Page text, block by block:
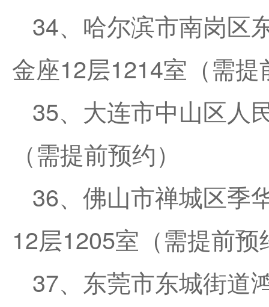
34、哈尔滨市南岗区
金座12层1214室（需提
35、大连市中山区人
（需提前预约）
36、佛山市禅城区季
12层1205室（需提前预
37、东莞市东城街道